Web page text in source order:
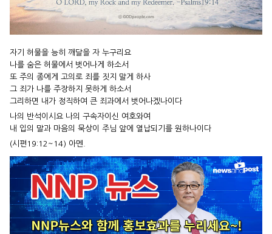
자기 허물을 능히 깨달을 자 누구리요
나를 숨은 허물에서 벗어나게 하소서
또 주의 종에게 고의로 죄를 짓지 말게 하사
그 죄가 나를 주장하지 못하게 하소서
그리하면 내가 정직하여 큰 죄과에서 벗어나겠나이다
나의 반석이시요 나의 구속자이신 여호와여
내 입의 말과 마음의 묵상이 주님 앞에 열납되기를 원하나이다
(시편19:12~14) 아멘.